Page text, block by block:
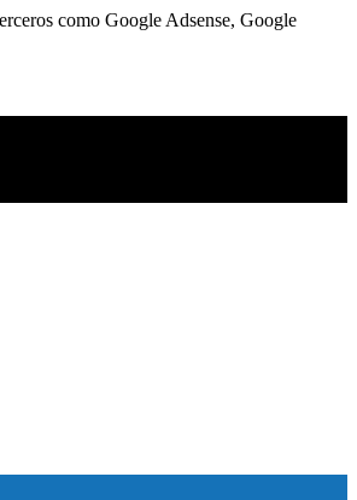
como Google Adsense, Google